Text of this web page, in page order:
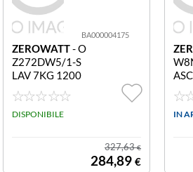
BA000004175
ZEROWATT- O
Z272DW5/1-S
LAV 7KG 1200
G 47C
DISPONIBILE
327,63€
284,89 €
IN